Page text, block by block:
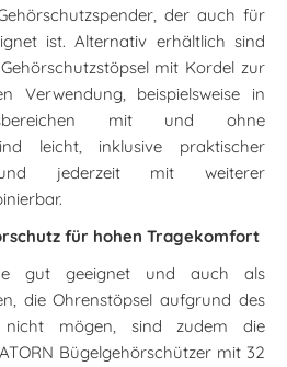
der auch für
ist. Alternativ erhältlich sind
mit Kordel zur
Verwendung, beispielsweise in
mit und ohne
leicht, inklusive praktischer
und jederzeit mit weiterer
für hohen Tragekomfort
gut geeignet und auch als
die Ohrenstöpsel aufgrund des
nicht mögen, sind zudem die
Bügelgehörschützer mit 32